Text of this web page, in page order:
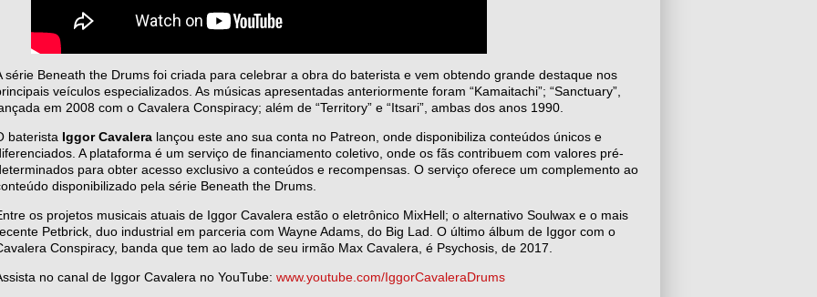
série Beneath the Drums foi criada para celebrar a obra do baterista e vem obtendo grande destaque nos
veículos especializados. As músicas apresentadas anteriormente foram “Kamaitachi”; “Sanctuary”,
em 2008 com o Cavalera Conspiracy; além de “Territory” e “Itsari”, ambas dos anos 1990.
baterista Iggor Cavalera lançou este ano sua conta no Patreon, onde disponibiliza conteúdos únicos e
A plataforma é um serviço de financiamento coletivo, onde os fãs contribuem com valores pré-
para obter acesso exclusivo a conteúdos e recompensas. O serviço oferece um complemento ao
disponibilizado pela série Beneath the Drums.
os projetos musicais atuais de Iggor Cavalera estão o eletrônico MixHell; o alternativo Soulwax e o mais
Petbrick, duo industrial em parceria com Wayne Adams, do Big Lad. O último álbum de Iggor com o
Conspiracy, banda que tem ao lado de seu irmão Max Cavalera, é Psychosis, de 2017.
no canal de Iggor Cavalera no YouTube: www.youtube.com/IggorCavaleraDrums